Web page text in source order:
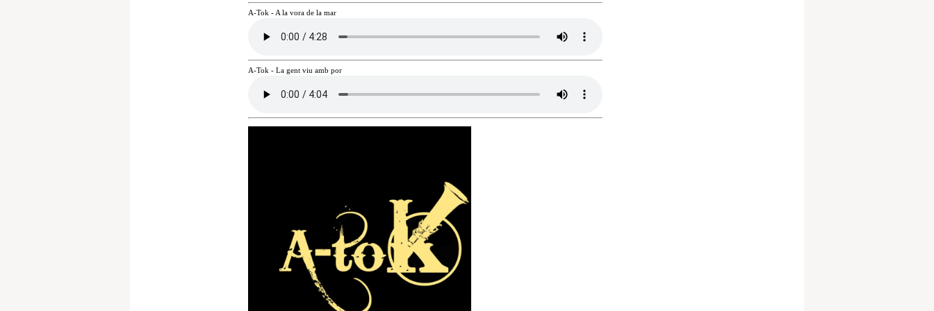
A-Tok - A la vora de la mar
A-Tok - La gent viu amb por